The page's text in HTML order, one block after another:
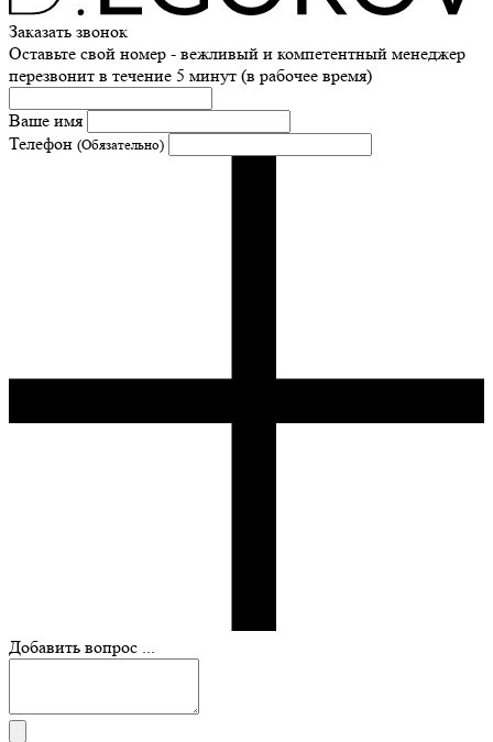
Заказать звонок
Оставьте свой номер - вежливый и компетентный менеджер
перезвонит в течение 5 минут (в рабочее время)
Ваше имя
Телефон (Обязательно)
Добавить вопрос ...